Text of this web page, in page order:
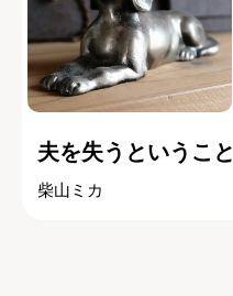
夫を失うということ
柴山ミカ